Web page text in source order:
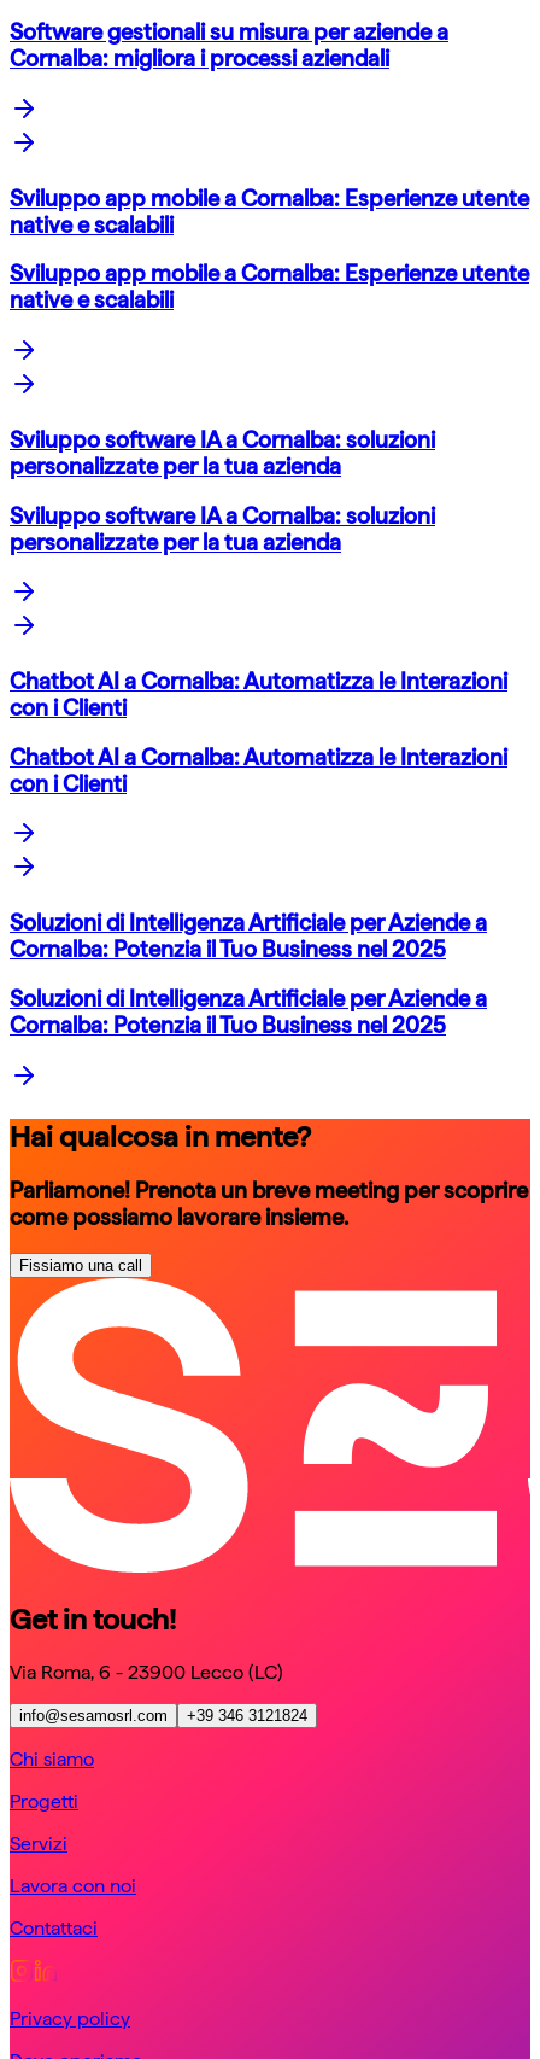
Software gestionali su misura per aziende a
Cornalba: migliora i processi aziendali
Sviluppo app mobile a Cornalba: Esperienze utente
native e scalabili
Sviluppo app mobile a Cornalba: Esperienze utente
native e scalabili
Sviluppo software IA a Cornalba: soluzioni
personalizzate per la tua azienda
Sviluppo software IA a Cornalba: soluzioni
personalizzate per la tua azienda
Chatbot AI a Cornalba: Automatizza le Interazioni
con i Clienti
Chatbot AI a Cornalba: Automatizza le Interazioni
con i Clienti
Soluzioni di Intelligenza Artificiale per Aziende a
Cornalba: Potenzia il Tuo Business nel 2025
Soluzioni di Intelligenza Artificiale per Aziende a
Cornalba: Potenzia il Tuo Business nel 2025
Hai qualcosa in mente?
Parliamone! Prenota un breve meeting per scoprire
come possiamo lavorare insieme.
Fissiamo una call
schedule a call
schedule a call
Get in touch!
Via Roma, 6 - 23900 Lecco (LC)
info@sesamosrl.com +39 346 3121824
Chi siamo
Progetti
Servizi
Lavora con noi
Contattaci
Privacy policy